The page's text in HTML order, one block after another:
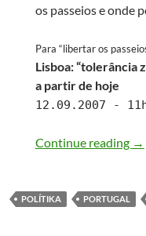
os passeios e onde
Para “libertar os
Lisboa: “tolerância
a partir de hoje
12.09.2007 -
Continue reading →
POLÍTIKA PORTUGAL